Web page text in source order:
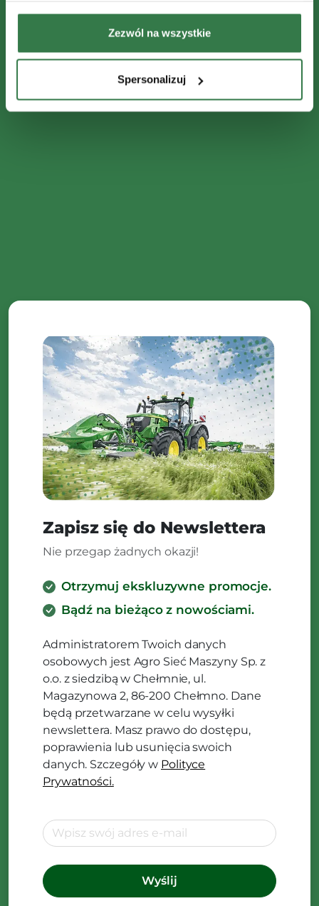
Zezwól na wszystkie
Spersonalizuj
Zapisz się do Newslettera
Nie przegap żadnych okazji!
Otrzymuj ekskluzywne promocje.
Bądź na bieżąco z nowościami.
Administratorem Twoich danych
osobowych jest Agro Sieć Maszyny Sp. z
o.o. z siedzibą w Chełmnie, ul.
Magazynowa 2, 86-200 Chełmno. Dane
będą przetwarzane w celu wysyłki
newslettera. Masz prawo do dostępu,
poprawienia lub usunięcia swoich
danych. Szczegóły w Polityce
Prywatności.